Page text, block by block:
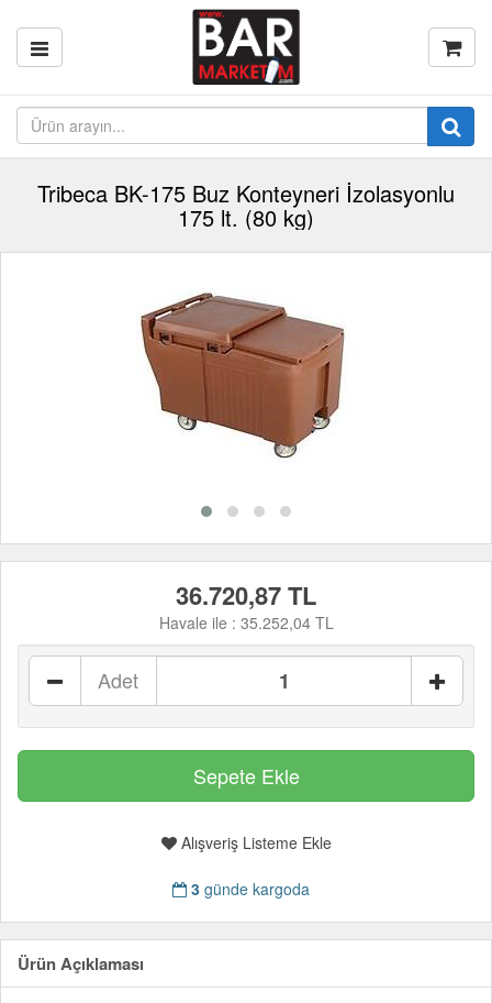
Tribeca BK-175 Buz Konteyneri İzolasyonlu
175 lt. (80 kg)
36.720,87 TL
Havale ile : 35.252,04 TL
Adet
Alışveriş Listeme Ekle
3günde kargoda
Ürün Açıklaması